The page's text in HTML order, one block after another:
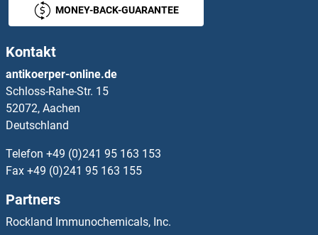
ENTPD5 Antikörper
ENTPD6 Antikörper
ENTPD7 Antikörper
ENTPD8 Antikörper
Envoplakin Antikörper
ENY2 Antikörper
MONEY-BACK-GUARANTEE
Kontakt
antikoerper-online.de
Schloss-Rahe-Str. 15
52072, Aachen
Deutschland
Telefon +49 (0)241 95 163 153
Fax +49 (0)241 95 163 155
Partners
Rockland Immunochemicals, Inc.